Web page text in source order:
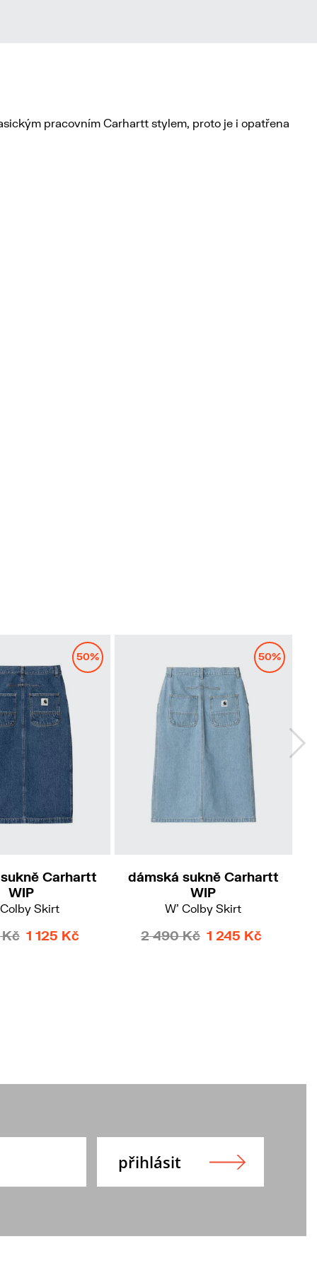
pracovním Carhartt stylem, proto je i opatřena
50%
Carhartt
WIP
Skirt
1 125 Kč
50%
dámská sukně Carhartt
WIP
W' Colby Skirt
2 490 Kč 1 245 Kč